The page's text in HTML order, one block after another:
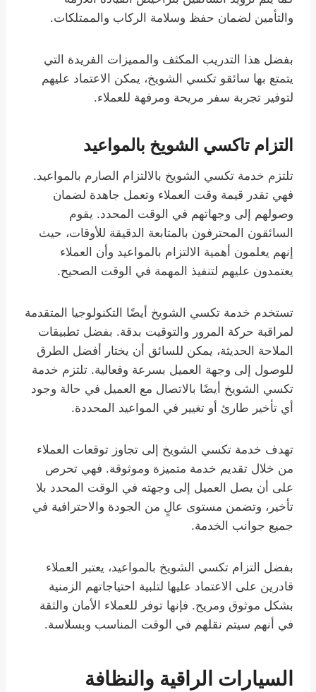
والتأمين لضمان حفظ وسلامة الركاب والممتلكات.
بفضل هذا التدريب المكثف والمميزات الفريدة التي
يتمتع بها سائقو تكسي الشويخ، يمكن الاعتماد عليهم
لتوفير تجربة سفر مريحة ومرفهة للعملاء.
التزام تاكسي الشويخ بالمواعيد
تلتزم خدمة تكسي الشويخ بالالتزام الصارم بالمواعيد.
فهي تقدر قيمة وقت العملاء وتعمل جاهدة لضمان
وصولهم إلى وجهاتهم في الوقت المحدد. يقوم
السائقون المحترفون بالمتابعة الدقيقة للأوقات، حيث
إنهم يعلمون أهمية الالتزام بالمواعيد وأن العملاء
يعتمدون عليهم لتنفيذ المهمة في الوقت الصحيح.
تستخدم خدمة تكسي الشويخ أيضًا التكنولوجيا المتقدمة
لمراقبة حركة المرور والتوقيت بدقة. بفضل تطبيقات
الملاحة الحديثة، يمكن للسائق أن يختار أفضل الطرق
للوصول إلى وجهة العميل بسرعة وفعالية. تلتزم خدمة
تكسي الشويخ أيضًا بالاتصال مع العميل في حالة وجود
أي تأخير طارئ أو تغيير في المواعيد المحددة.
تهدف خدمة تكسي الشويخ إلى تجاوز توقعات العملاء
من خلال تقديم خدمة متميزة وموثوقة. فهي تحرص
على أن يصل العميل إلى وجهته في الوقت المحدد بلا
تأخير، وتضمن مستوى عالٍ من الجودة والاحترافية في
جميع جوانب الخدمة.
بفضل التزام تكسي الشويخ بالمواعيد، يعتبر العملاء
قادرين على الاعتماد عليها لتلبية احتياجاتهم الزمنية
بشكل موثوق ومريح. فإنها توفر للعملاء الأمان والثقة
في أنهم سيتم نقلهم في الوقت المناسب وبسلاسة.
السيارات الراقية والنظافة